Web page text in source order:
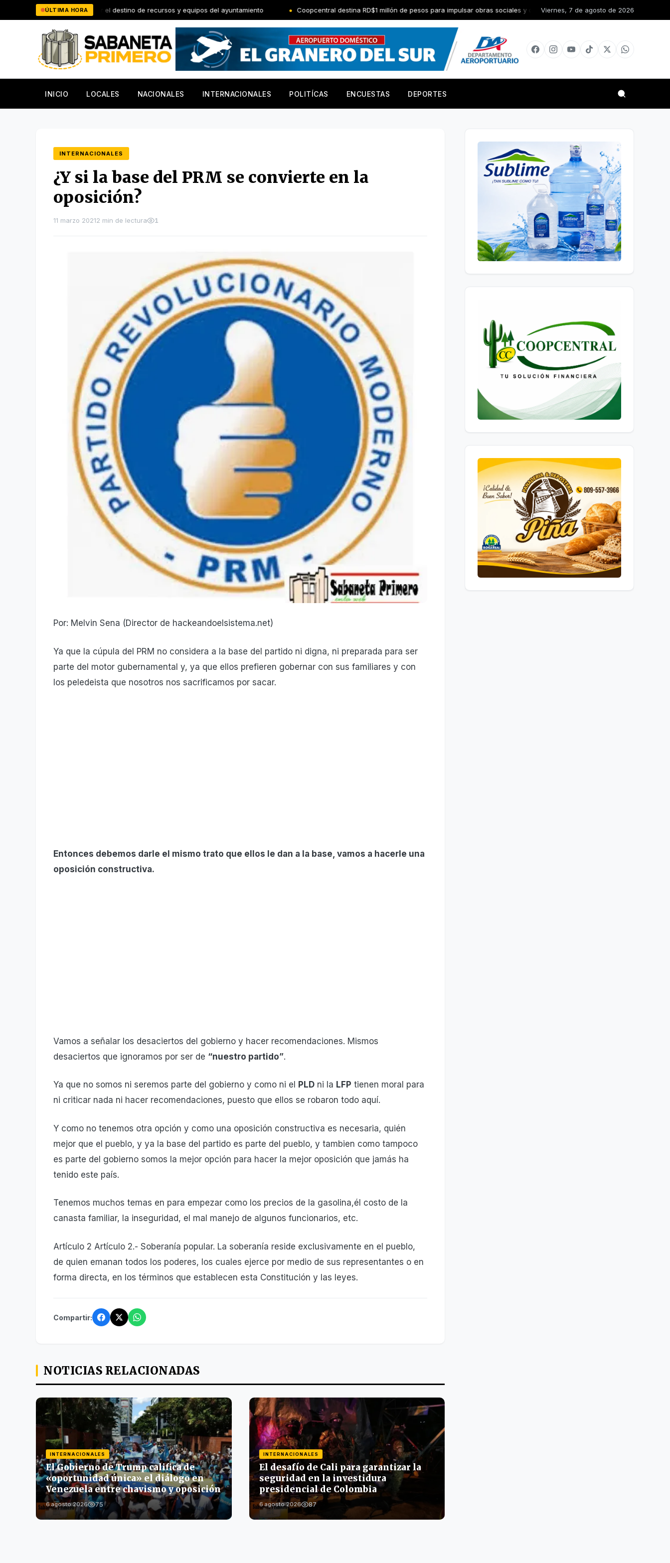
al
ÚLTIMA HORA
explicar el destino de recursos y equipos del ayuntamiento Coopcentral destina RD$1 millón de pesos para impulsar obras sociales y de infraestructura en la Diócesis de San Juan de la Maguana
Viernes, 7 de agosto de 2026
INICIO LOCALES NACIONALES INTERNACIONALES POLITÍCAS ENCUESTAS DEPORTES
INTERNACIONALES
¿Y si la base del PRM se convierte en la
oposición?
11 marzo 20212 min de lectura 1
Por: Melvin Sena (Director de hackeandoelsistema.net)
Ya que la cúpula del PRM no considera a la base del partido ni digna, ni preparada para ser
parte del motor gubernamental y, ya que ellos prefieren gobernar con sus familiares y con
los peledeista que nosotros nos sacrificamos por sacar.
Entonces debemos darle el mismo trato que ellos le dan a la base, vamos a hacerle una
oposición constructiva.
Vamos a señalar los desaciertos del gobierno y hacer recomendaciones. Mismos
desaciertos que ignoramos por ser de “nuestro partido”.
Ya que no somos ni seremos parte del gobierno y como ni el PLD ni la LFP tienen moral para
ni criticar nada ni hacer recomendaciones, puesto que ellos se robaron todo aquí.
Y como no tenemos otra opción y como una oposición constructiva es necesaria, quién
mejor que el pueblo, y ya la base del partido es parte del pueblo, y tambien como tampoco
es parte del gobierno somos la mejor opción para hacer la mejor oposición que jamás ha
tenido este país.
Tenemos muchos temas en para empezar como los precios de la gasolina,él costo de la
canasta familiar, la inseguridad, el mal manejo de algunos funcionarios, etc.
Artículo 2 Artículo 2.- Soberanía popular. La soberanía reside exclusivamente en el pueblo,
de quien emanan todos los poderes, los cuales ejerce por medio de sus representantes o en
forma directa, en los términos que establecen esta Constitución y las leyes.
Compartir:
NOTICIAS RELACIONADAS
INTERNACIONALES
El Gobierno de Trump califica de
«oportunidad única» el diálogo en
Venezuela entre chavismo y oposición
6 agosto 2026 75
INTERNACIONALES
El desafío de Cali para garantizar la
seguridad en la investidura
presidencial de Colombia
6 agosto 2026 87